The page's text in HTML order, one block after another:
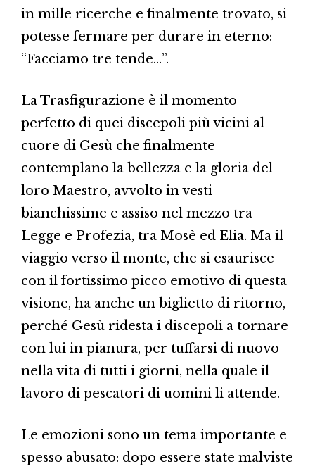
in mille ricerche e finalmente trovato, si
potesse fermare per durare in eterno:
“Facciamo tre tende…”.
La Trasfigurazione è il momento
perfetto di quei discepoli più vicini al
cuore di Gesù che finalmente
contemplano la bellezza e la gloria del
loro Maestro, avvolto in vesti
bianchissime e assiso nel mezzo tra
Legge e Profezia, tra Mosè ed Elia. Ma il
viaggio verso il monte, che si esaurisce
con il fortissimo picco emotivo di questa
visione, ha anche un biglietto di ritorno,
perché Gesù ridesta i discepoli a tornare
con lui in pianura, per tuffarsi di nuovo
nella vita di tutti i giorni, nella quale il
lavoro di pescatori di uomini li attende.
Le emozioni sono un tema importante e
spesso abusato: dopo essere state malviste